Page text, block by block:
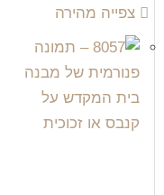
צפייה מהירה